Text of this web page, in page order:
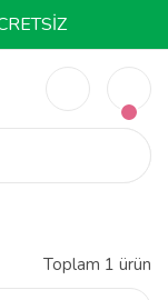
Toplam 1 ürün